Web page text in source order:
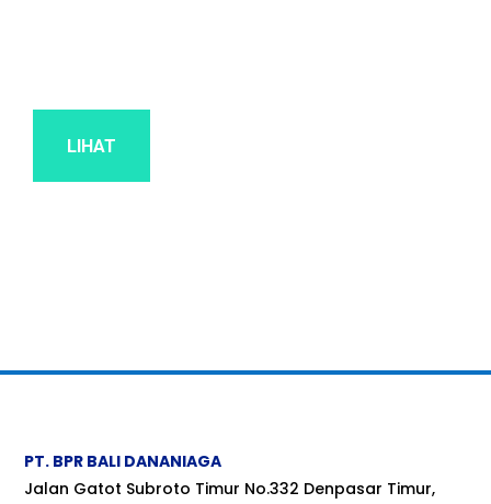
LIHAT
PT. BPR BALI DANANIAGA
Jalan Gatot Subroto Timur No.332 Denpasar Timur,